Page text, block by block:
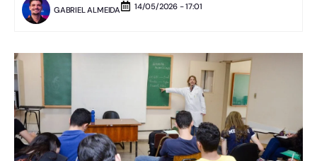
GABRIEL ALMEIDA 14/05/2026 - 17:01